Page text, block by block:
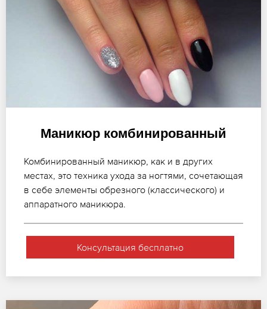
Маникюр комбинированный
Комбинированный маникюр, как и в других
местах, это техника ухода за ногтями, сочетающая
в себе элементы обрезного (классического) и
аппаратного маникюра.
Консультация бесплатно